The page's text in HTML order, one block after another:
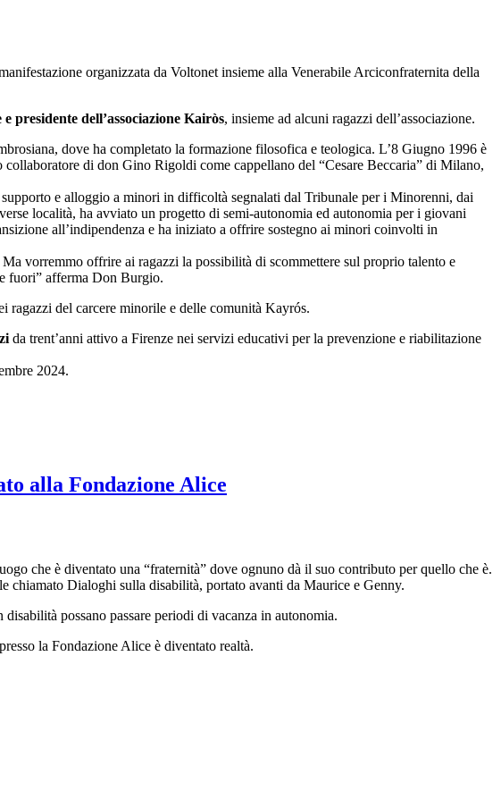
organizzata da Voltonet insieme alla Venerabile Arciconfraternita della
dell’associazione Kairòs, insieme ad alcuni ragazzi dell’associazione.
dove ha completato la formazione filosofica e teologica. L’8 Giugno 1996 è
di don Gino Rigoldi come cappellano del “Cesare Beccaria” di Milano,
e alloggio a minori in difficoltà segnalati dal Tribunale per i Minorenni, dai
località, ha avviato un progetto di semi-autonomia ed autonomia per i giovani
all’indipendenza e ha iniziato a offrire sostegno ai minori coinvolti in
vorremmo offrire ai ragazzi la possibilità di scommettere sul proprio talento e
fuori” afferma Don Burgio.
ragazzi del carcere minorile e delle comunità Kayrós.
da trent’anni attivo a Firenze nei servizi educativi per la prevenzione e riabilitazione
2024.
alla Fondazione Alice
che è diventato una “fraternità” dove ognuno dà il suo contributo per quello che è.
chiamato Dialoghi sulla disabilità, portato avanti da Maurice e Genny.
possano passare periodi di vacanza in autonomia.
la Fondazione Alice è diventato realtà.